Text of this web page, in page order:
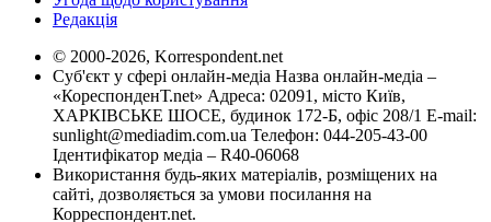
Редакція
© 2000-2026, Korrespondent.net
Суб'єкт у сфері онлайн-медіа Назва онлайн-медіа –
«КореспонденТ.net» Адреса: 02091, місто Київ,
ХАРКІВСЬКЕ ШОСЕ, будинок 172-Б, офіс 208/1 E-mail:
sunlight@mediadim.com.ua Телефон: 044-205-43-00
Ідентифікатор медіа – R40-06068
Використання будь-яких матеріалів, розміщених на
сайті, дозволяється за умови посилання на
Корреспондент.net.